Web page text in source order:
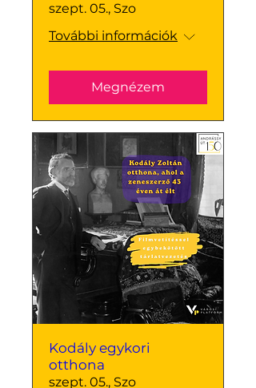
szept. 05., Szo
További információk
Megnézem
Kodály egykori
otthona
szept. 05., Szo